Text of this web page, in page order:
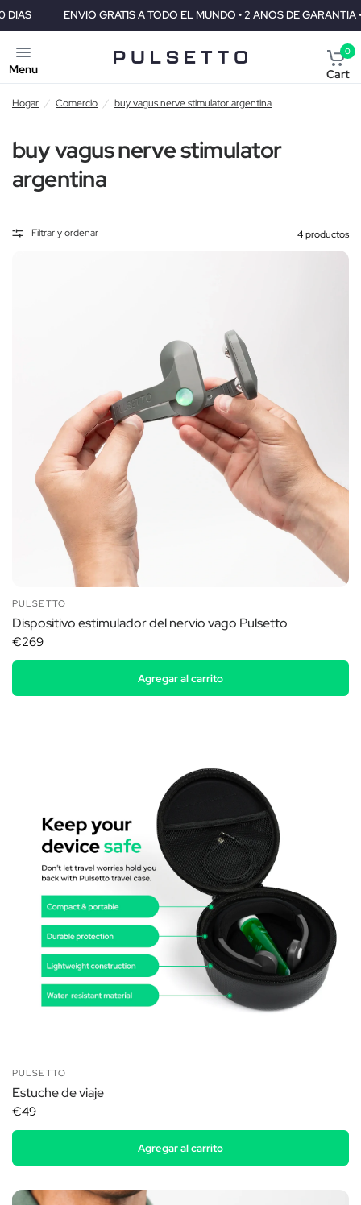
ENVIO GRATIS A TODO EL MUNDO • 2 ANOS DE GARANTIA •
Menu
0
Cart
Hogar / Comercio / buy vagus nerve stimulator argentina
buy vagus nerve stimulator
argentina
Filtrar y ordenar 4 productos
PULSETTO
Dispositivo estimulador del nervio vago Pulsetto
€269
Agregar al carrito
PULSETTO
Estuche de viaje
€49
Agregar al carrito